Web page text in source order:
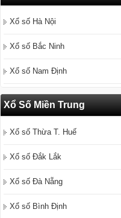
Xổ số Hà Nội
Xổ số Bắc Ninh
Xổ số Nam Định
Xổ Số Miền Trung
Xổ số Thừa T. Huế
Xổ số Đắk Lắk
Xổ số Đà Nẵng
Xổ số Bình Định